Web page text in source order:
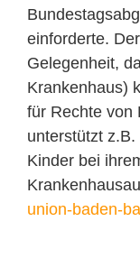
einforderte.
Gelegenheit,
Krankenhaus)
für Rechte von
unterstützt
Kinder bei
union-baden-